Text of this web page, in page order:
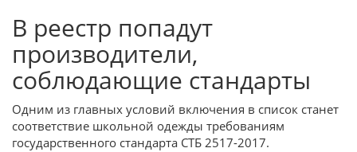
В реестр попадут
производители,
соблюдающие стандарты
Одним из главных условий включения в список станет
соответствие школьной одежды требованиям
государственного стандарта СТБ 2517-2017.